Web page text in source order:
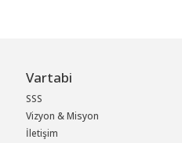
Vartabi
SSS
Vizyon & Misyon
İletişim